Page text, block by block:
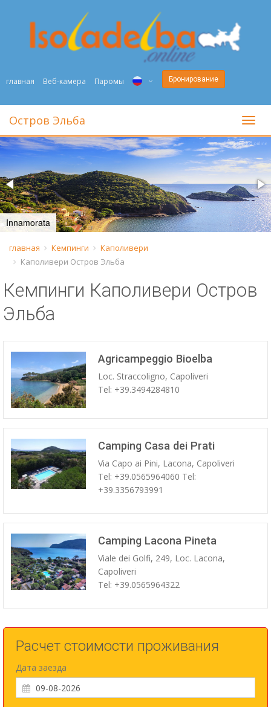
главная Веб-камера Паромы
ENG
DEU
NED
FRA
ESP
Бронирование
Остров Эльба
Innamorata
главная Кемпинги
Каполивери
Каполивери Остров Эльба
Кемпинги Каполивери Остров
Эльба
Agricampeggio Bioelba
Loc. Straccoligno, Capoliveri
Tel: +39.3494284810
Camping Casa dei Prati
Via Capo ai Pini, Lacona, Capoliveri
Tel: +39.0565964060 Tel:
+39.3356793991
Camping Lacona Pineta
Viale dei Golfi, 249, Loc. Lacona,
Capoliveri
Tel: +39.0565964322
Расчет стоимости проживания
Дата заезда